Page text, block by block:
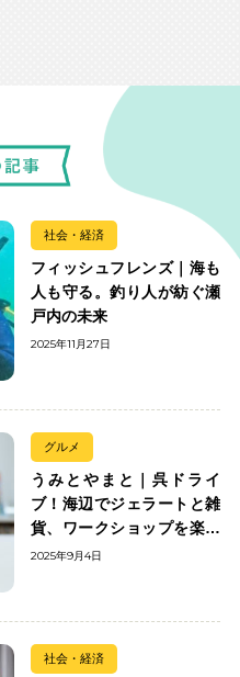
社会・経済
フィッシュフレンズ｜海も
人も守る。釣り人が紡ぐ瀬
戸内の未来
2025年11月27日
グルメ
うみとやまと｜呉ドライ
ブ！海辺でジェラートと雑
貨、ワークショップを楽し
む
2025年9月4日
社会・経済